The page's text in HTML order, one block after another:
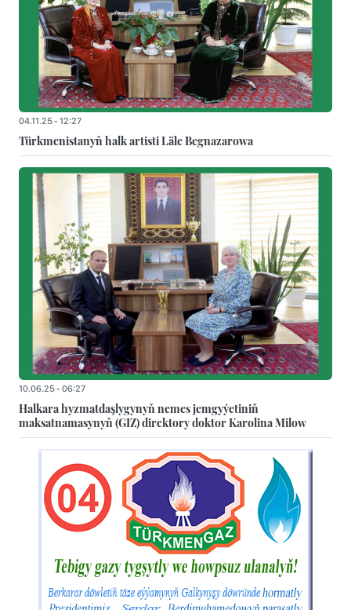
04.11.25 - 12:27
Türkmenistanyň halk artisti Läle Begnazarowa
10.06.25 - 06:27
Halkara hyzmatdaşlygynyň nemes jemgyýetiniň
maksatnamasynyň (GIZ) direktory doktor Karolina Milow